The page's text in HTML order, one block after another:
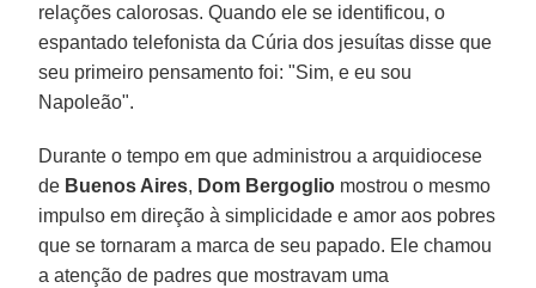
relações calorosas. Quando ele se identificou, o
espantado telefonista da Cúria dos jesuítas disse que
seu primeiro pensamento foi: "Sim, e eu sou
Napoleão".
Durante o tempo em que administrou a arquidiocese
de Buenos Aires, Dom Bergoglio mostrou o mesmo
impulso em direção à simplicidade e amor aos pobres
que se tornaram a marca de seu papado. Ele chamou
a atenção de padres que mostravam uma